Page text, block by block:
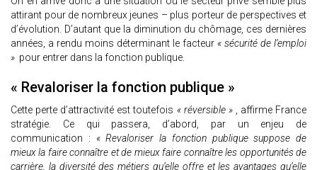
attirant pour de nombreux jeunes – plus porteur de perspectives et
d’évolution. D’autant que la diminution du chômage, ces dernières
années, a rendu moins déterminant le facteur « sécurité de l’emploi
» pour entrer dans la fonction publique.
« Revaloriser la fonction publique »
Cette perte d’attractivité est toutefois « réversible » , affirme France
stratégie. Ce qui passera, d’abord, par un enjeu de
communication : « Revaloriser la fonction publique suppose de
mieux la faire connaître et de mieux faire connaître les opportunités de
carrière, la diversité des métiers qu’elle offre et les avantages qu’elle